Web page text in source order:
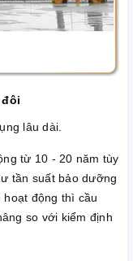
lâu dài.
từ 10 - 20 năm tùy
tần suất bảo dưỡng
động thì cầu
so với kiểm định